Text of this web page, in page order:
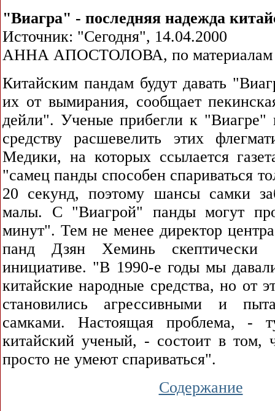
"Виагра" - последняя надежда
Источник: "Сегодня", 14.04.2000
АННА АПОСТОЛОВА, по материалам
Китайским пандам будут давать
их от вымирания, сообщает
дейли". Ученые прибегли к "Виагре"
средству расшевелить этих
Медики, на которых ссылается
"самец панды способен спариваться
20 секунд, поэтому шансы самки
малы. С "Виагрой" панды могут
минут". Тем не менее директор
панд Дзян Хеминь скептически
инициативе. "В 1990-е годы мы
китайские народные средства, но от
становились агрессивными и
самками. Настоящая проблема, -
китайский ученый, - состоит в том,
просто не умеют спариваться".
Содержание